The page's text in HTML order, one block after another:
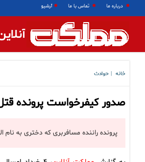
درباره ما تماس با ما آرشیو
خانه حوادث
صدور کیفرخواست پرونده
پرونده راننده مسافربری که دختری به نام